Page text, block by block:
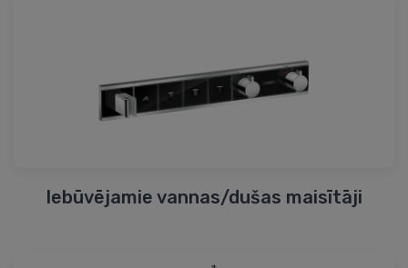
Iebūvējamie vannas/dušas maisītāji